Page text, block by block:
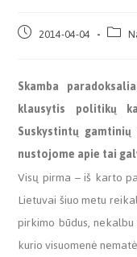
2014-04-04
Skamba
klausytis politikų
Suskystintų
nustojome apie tai
Visų pirma – iš karto
Lietuvai šiuo metu
pirkimo būdus,
kurio visuomenė